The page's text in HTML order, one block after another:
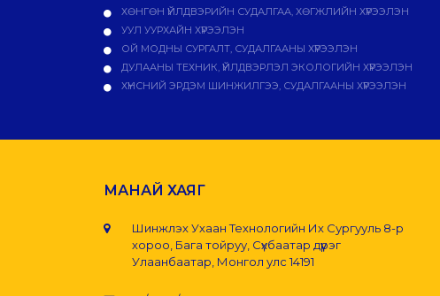
ХӨНГӨН ҮЙЛДВЭРИЙН СУДАЛГАА, ХӨГЖЛИЙН ХҮРЭЭЛЭН
УУЛ УУРХАЙН ХҮРЭЭЛЭН
ОЙ МОДНЫ СУРГАЛТ, СУДАЛГААНЫ ХҮРЭЭЛЭН
ДУЛААНЫ ТЕХНИК, ҮЙЛДВЭРЛЭЛ ЭКОЛОГИЙН ХҮРЭЭЛЭН
ХҮНСНИЙ ЭРДЭМ ШИНЖИЛГЭЭ, СУДАЛГААНЫ ХҮРЭЭЛЭН
МАНАЙ ХАЯГ
Шинжлэх Ухаан Технологийн Их Сургууль 8-р
хороо, Бага тойруу, Сүхбаатар дүүрэг
Улаанбаатар, Монгол улс 14191